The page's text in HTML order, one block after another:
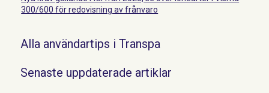
300/600 för redovisning av frånvaro
Alla användartips i Transpa
Senaste uppdaterade artiklar